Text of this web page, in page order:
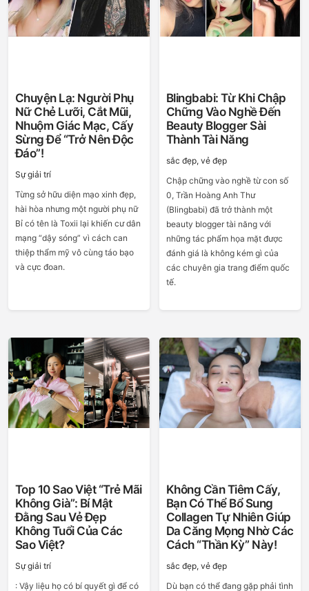
Chuyện Lạ: Người Phụ
Nữ Chẻ Lưỡi, Cắt Mũi,
Nhuộm Giác Mạc, Cấy
Sừng Để “trở Nên Độc
Đáo”!
Sự giải trí
Từng sở hữu diện mạo xinh đẹp,
hài hòa nhưng một người phụ nữ
Bỉ có tên là Toxii lại khiến cư dân
mạng “dậy sóng” vì cách can
thiệp thẩm mỹ vô cùng táo bạo
và cực đoan.
Blingbabi: Từ Khi Chập
Chững Vào Nghề Đến
Beauty Blogger Sài
Thành Tài Năng
sắc đẹp, vẻ đẹp
Chập chững vào nghề từ con số
0, Trần Hoàng Anh Thư
(Blingbabi) đã trở thành một
beauty blogger tài năng với
những tác phẩm họa mặt được
đánh giá là không kém gì của
các chuyên gia trang điểm quốc
tế.
Top 10 Sao Việt “trẻ Mãi
Không Già”: Bí Mật
Đằng Sau Vẻ Đẹp
Không Tuổi Của Các
Sao Việt?
Sự giải trí
: Vậy liệu họ có bí quyết gì để có
Không Cần Tiêm Cấy,
Bạn Có Thể Bổ Sung
Collagen Tự Nhiên Giúp
Da Căng Mọng Nhờ Các
Cách “thần Kỳ” Này!
sắc đẹp, vẻ đẹp
Dù bạn có thể đang gặp phải tình